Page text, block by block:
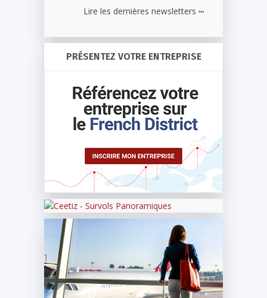
Lire les dernières newsletters ...
PRÉSENTEZ VOTRE ENTREPRISE